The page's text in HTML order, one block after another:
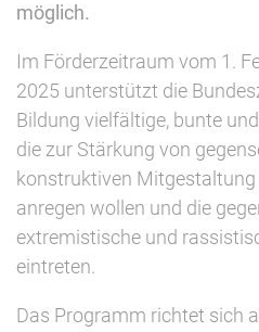
möglich.
Im Förderzeitraum vom 1.
2025 unterstützt die
Bildung vielfältige, bunte
die zur Stärkung von
konstruktiven
anregen wollen und die
extremistische und
eintreten.
Das Programm richtet sich